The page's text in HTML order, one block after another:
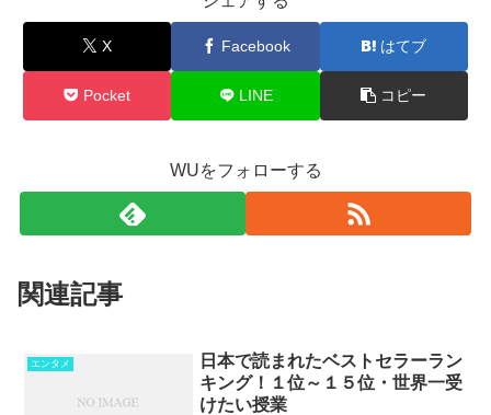
X Facebook はてブ
Pocket LINE コピー
WUをフォローする
関連記事
エンタメ
日本で読まれたベストセラーラン
キング！１位～１５位・世界一受
けたい授業